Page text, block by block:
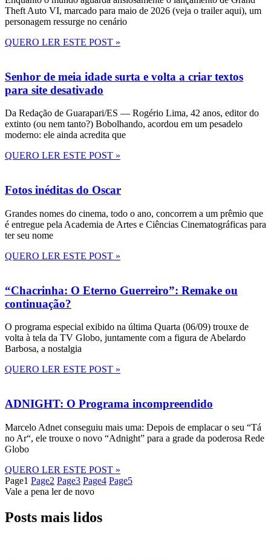
Theft Auto VI, marcado para maio de 2026 (veja o trailer aqui), um
personagem ressurge no cenário
QUERO LER ESTE POST »
Senhor de meia idade surta e volta a criar textos
para site desativado
Da Redação de Guarapari/ES — Rogério Lima, 42 anos, editor do
extinto (ou nem tanto?) Bobolhando, acordou em um pesadelo
moderno: ele ainda acredita que
QUERO LER ESTE POST »
Fotos inéditas do Oscar
Grandes nomes do cinema, todo o ano, concorrem a um prêmio que
é entregue pela Academia de Artes e Ciências Cinematográficas para
ter seu nome
QUERO LER ESTE POST »
“Chacrinha: O Eterno Guerreiro”: Remake ou
continuação?
O programa especial exibido na última Quarta (06/09) trouxe de
volta à tela da TV Globo, juntamente com a figura de Abelardo
Barbosa, a nostalgia
QUERO LER ESTE POST »
ADNIGHT: O Programa incompreendido
Marcelo Adnet conseguiu mais uma: Depois de emplacar o seu “Tá
no Ar“, ele trouxe o novo “Adnight” para a grade da poderosa Rede
Globo
QUERO LER ESTE POST »
Page1 Page2 Page3 Page4 Page5
Vale a pena ler de novo
Posts mais lidos